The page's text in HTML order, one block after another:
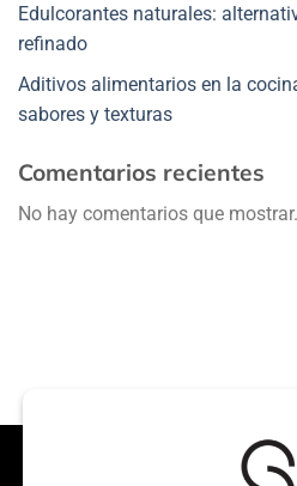
Edulcorantes naturales:
refinado
Aditivos alimentarios en la
sabores y texturas
Comentarios recientes
No hay comentarios que mostrar.